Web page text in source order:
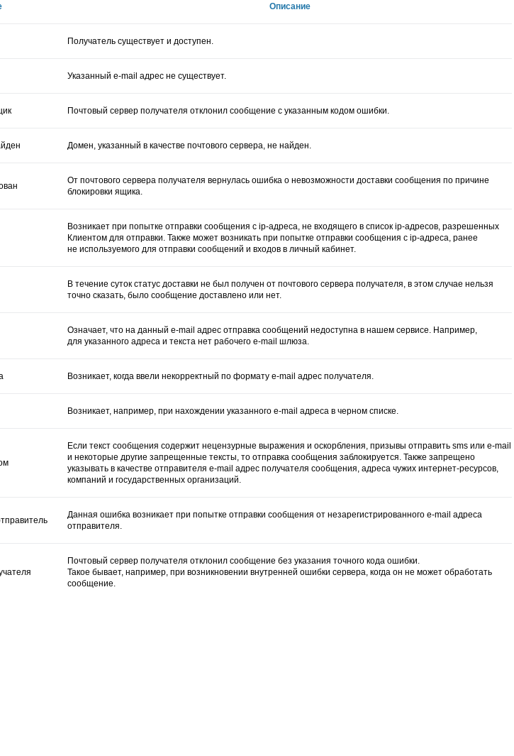
Описание
Получатель существует и доступен.
Указанный e-mail адрес не существует.
Почтовый сервер получателя отклонил сообщение с указанным кодом ошибки.
Домен, указанный в качестве почтового сервера, не найден.
От почтового сервера получателя вернулась ошибка о невозможности доставки сообщения по причине
блокировки ящика.
Возникает при попытке отправки сообщения с ip-адреса, не входящего в список ip-адресов, разрешенных
Клиентом для отправки. Также может возникать при попытке отправки сообщения с ip-адреса, ранее
не используемого для отправки сообщений и входов в личный кабинет.
В течение суток статус доставки не был получен от почтового сервера получателя, в этом случае нельзя
точно сказать, было сообщение доставлено или нет.
Означает, что на данный e-mail адрес отправка сообщений недоступна в нашем сервисе. Например,
для указанного адреса и текста нет рабочего e-mail шлюза.
Возникает, когда ввели некорректный по формату e-mail адрес получателя.
Возникает, например, при нахождении указанного e-mail адреса в черном списке.
Если текст сообщения содержит нецензурные выражения и оскорбления, призывы отправить sms или e-mail
и некоторые другие запрещенные тексты, то отправка сообщения заблокируется. Также запрещено
указывать в качестве отправителя e-mail адрес получателя сообщения, адреса чужих интернет-ресурсов,
компаний и государственных организаций.
Данная ошибка возникает при попытке отправки сообщения от незарегистрированного e-mail адреса
отправителя.
Почтовый сервер получателя отклонил сообщение без указания точного кода ошибки.
Такое бывает, например, при возникновении внутренней ошибки сервера, когда он не может обработать
сообщение.